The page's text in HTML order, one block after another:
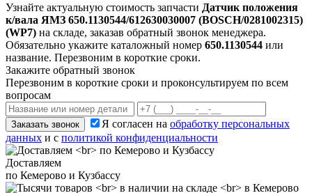
Узнайте актуальную стоимость запчасти Датчик положения
к/вала ЯМЗ 650.1130544/612630030007 (BOSCH/0281002315)
(WP7) на складе, заказав обратный звонок менеджера.
Обязательно укажите каталожный номер 650.1130544 или
название. Перезвоним в короткие сроки.
Закажите обратный звонок
Перезвоним в короткие сроки и проконсультируем по всем
вопросам
Заказать звонок Я согласен на обработку персональных
данных и с политикой конфиденциальности
Доставляем
по Кемерово и Кузбассу